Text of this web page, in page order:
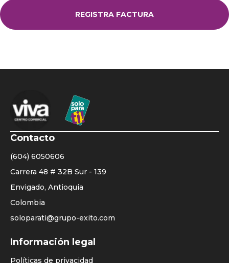
REGISTRA FACTURA
Contacto
(604) 6050606
Carrera 48 # 32B Sur - 139
Envigado, Antioquia
Colombia
soloparati@grupo-exito.com
Listado
Información legal
Políticas de privacidad